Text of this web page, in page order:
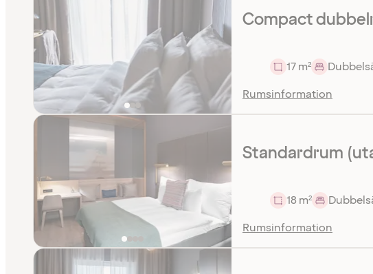
Compact
17 m²
Rumsinformation
Standardrum
18 m²
Rumsinformation